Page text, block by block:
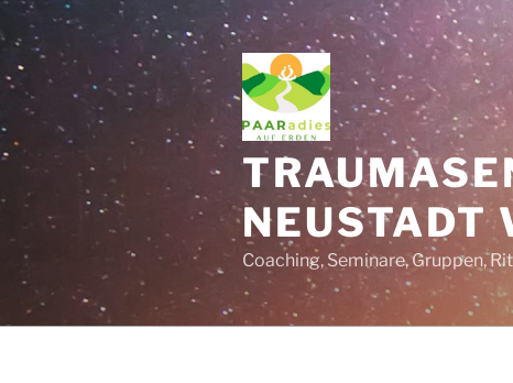
Zum
Inhalt
springen
NEUSTADT
Coaching, Seminare, Gruppen,